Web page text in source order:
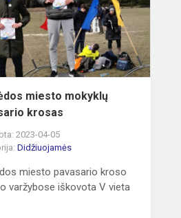
miesto mokyklų
krosas
2023-04-05
Didžiuojamės
miesto pavasario kroso
varžybose iškovota V vieta